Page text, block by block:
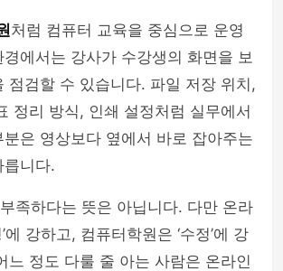
처럼 컴퓨터 교육을 중심으로 운영
에서는 강사가 수강생의 화면을 보
점검할 수 있습니다. 파일 저장 위치,
정리 방식, 인쇄 설정처럼 실무에서
은 영상보다 옆에서 바로 잡아주는
릅니다.
족하다는 뜻은 아닙니다. 다만 온라
에 강하고, 컴퓨터학원은 ‘수정’에 강
느 정도 다룰 줄 아는 사람은 온라인